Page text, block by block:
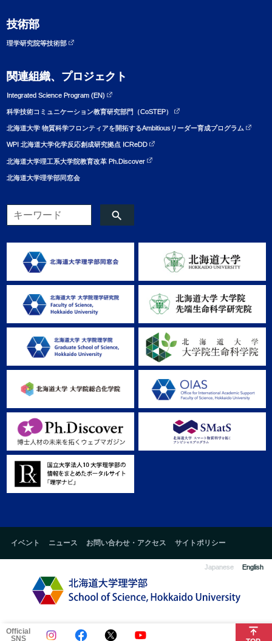
技術部
理学研究院等技術部
関連組織、プロジェクト
Integrated Science Program (EN)
科学技術コミュニケーション教育研究部門（CoSTEP）
北海道大学 物質科学フロンティアを開拓するAmbitiousリーダー育成プログラム
WPI 北海道大学化学反応創成研究拠点 ICReDD
北海道大学理工系大学院教育改革 Ph.Discover
北海道大学理学部同窓会
イベント ニュース お問い合わせ・アクセス サイトポリシー
Japanese English
Official
SNS